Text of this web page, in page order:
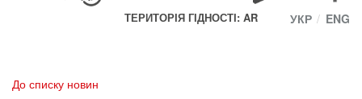
ТЕРИТОРІЯ ГІДНОСТІ: AR
УКР ENG
До списку новин